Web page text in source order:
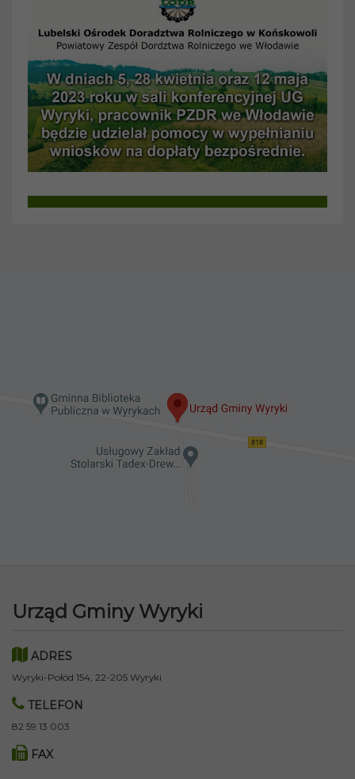
Urząd Gminy Wyryki
ADRES
Wyryki-Połód 154, 22-205 Wyryki
TELEFON
82 59 13 003
FAX